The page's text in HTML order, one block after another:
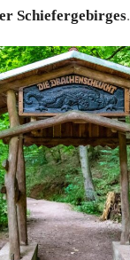
Schiefergebirges.